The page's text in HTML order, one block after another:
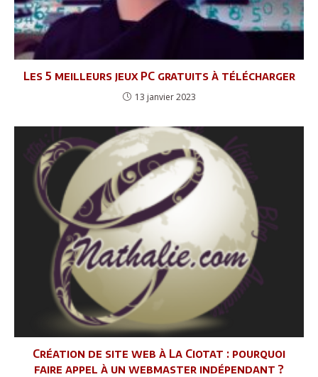
Les 5 meilleurs jeux PC gratuits à télécharger
13 janvier 2023
Création de site web à La Ciotat : pourquoi
faire appel à un webmaster indépendant ?